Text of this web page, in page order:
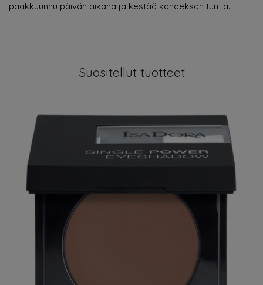
paakkuunnu päivän aikana ja kestää kahdeksan tuntia.
Suositellut tuotteet